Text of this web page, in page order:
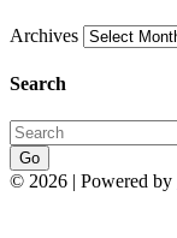
Archives
Search
Go
© 2026 | Powered by